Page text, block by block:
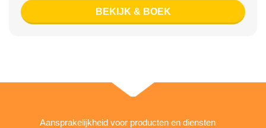
BEKIJK & BOEK
Aansprakelijkheid voor producten en diensten